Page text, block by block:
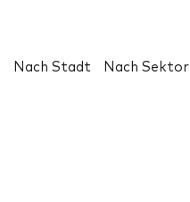
Nach Stadt Nach Sektor